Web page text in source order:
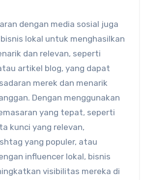
dengan media sosial juga
lokal untuk menghasilkan
dan relevan, seperti
artikel blog, yang dapat
merek dan menarik
Dengan menggunakan
yang tepat, seperti
kunci yang relevan,
yang populer, atau
influencer lokal, bisnis
visibilitas mereka di